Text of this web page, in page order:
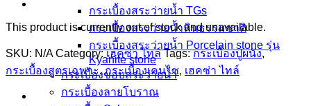
กระเบื้องสระว่ายน้ำ TGs
กระเบื้องสระว่ายน้ำหินธรรมชาติ
กระเบื้องสระว่ายนํ้า Porcelain stone รุ่น
Kyanite stone
กระเบื้องขอบสระว่ายน้ำ
กระเบื้องลายโบราณ
This product is currently out of stock and unavailable.
SKU: N/A Category:เฮคซ่า ไทล์ Tags:กระเบื้องปูผนัง,
กระเบื้องสูตรเฉพาะ,กระเบื้องเคนไซ, เฮคซ่า ไทล์